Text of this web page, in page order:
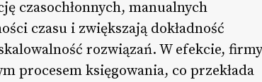
czasochłonnych, manualnych
czasu i zwiększają dokładność
rozwiązań. W efekcie, firmy
procesem księgowania, co przekłada